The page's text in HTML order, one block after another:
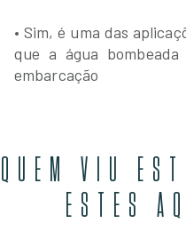
• Sim, é uma das
que a água
embarcação
QUEM VIU
ESTES